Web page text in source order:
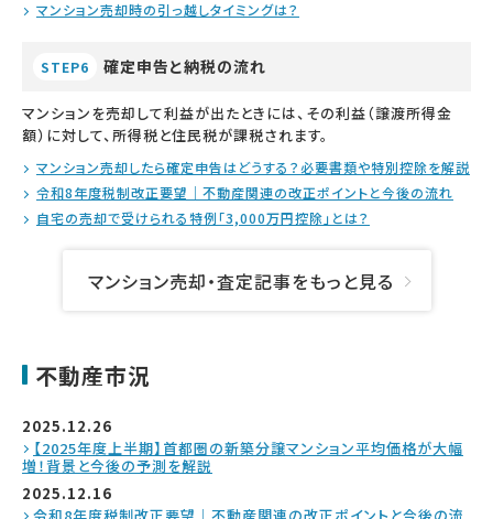
マンション売却時の引っ越しタイミングは？
STEP6 確定申告と納税の流れ
マンションを売却して利益が出たときには、その利益（譲渡所得金
額）に対して、所得税と住民税が課税されます。
マンション売却したら確定申告はどうする？必要書類や特別控除を解説
令和8年度税制改正要望｜不動産関連の改正ポイントと今後の流れ
自宅の売却で受けられる特例「3,000万円控除」とは？
マンション売却・査定記事をもっと見る
不動産市況
2025.12.26
【2025年度上半期】首都圏の新築分譲マンション平均価格が大幅
増！背景と今後の予測を解説
2025.12.16